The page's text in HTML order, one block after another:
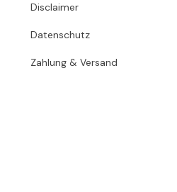
Disclaimer
Datenschutz
Zahlung & Versand